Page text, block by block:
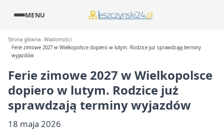
MENU
Strona główna Wiadomości
Ferie zimowe 2027 w Wielkopolsce dopiero w lutym. Rodzice już sprawdzają terminy
wyjazdów
Ferie zimowe 2027 w Wielkopolsce
dopiero w lutym. Rodzice już
sprawdzają terminy wyjazdów
18 maja 2026